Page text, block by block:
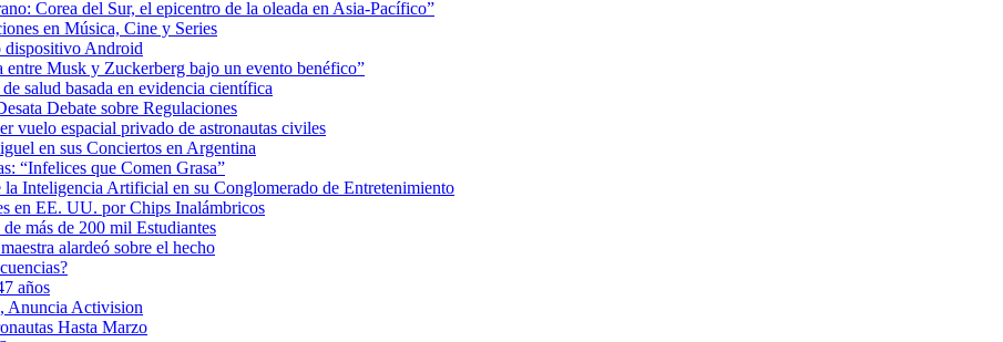
Corea del Sur, el epicentro de la oleada en Asia-Pacífico”
en Música, Cine y Series
dispositivo Android
entre Musk y Zuckerberg bajo un evento benéfico”
salud basada en evidencia científica
Debate sobre Regulaciones
espacial privado de astronautas civiles
en sus Conciertos en Argentina
“Infelices que Comen Grasa”
Inteligencia Artificial en su Conglomerado de Entretenimiento
en EE. UU. por Chips Inalámbricos
más de 200 mil Estudiantes
alardeó sobre el hecho
años
Anuncia Activision
Hasta Marzo